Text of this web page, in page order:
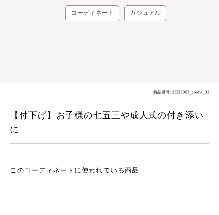
コーディネート カジュアル
商品番号: 20231007_cordw_02
【付下げ】お子様の七五三や成人式の付き添い
に
このコーディネートに使われている商品